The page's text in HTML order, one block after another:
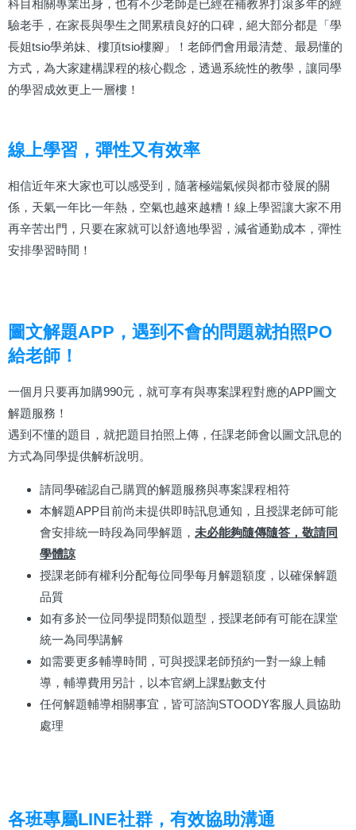
科目相關專業出身，也有不少老師是已經在補教界打滾多年的經
驗老手，在家長與學生之間累積良好的口碑，絕大部分都是「學
長姐tsio學弟妹、樓頂tsio樓腳」！老師們會用最清楚、最易懂的
方式，為大家建構課程的核心觀念，透過系統性的教學，讓同學
的學習成效更上一層樓！
線上學習，彈性又有效率
相信近年來大家也可以感受到，隨著極端氣候與都市發展的關
係，天氣一年比一年熱，空氣也越來越糟！線上學習讓大家不用
再辛苦出門，只要在家就可以舒適地學習，減省通勤成本，彈性
安排學習時間！
圖文解題APP，遇到不會的問題就拍照PO
給老師！
一個月只要再加購990元，就可享有與專案課程對應的APP圖文
解題服務！
遇到不懂的題目，就把題目拍照上傳，任課老師會以圖文訊息的
方式為同學提供解析說明。
請同學確認自己購買的解題服務與專案課程相符
本解題APP目前尚未提供即時訊息通知，且授課老師可能
會安排統一時段為同學解題， 未必能夠隨傳隨答，敬請同
學體諒
授課老師有權利分配每位同學每月解題額度，以確保解題
品質
如有多於一位同學提問類似題型，授課老師有可能在課堂
統一為同學講解
如需要更多輔導時間，可與授課老師預約一對一線上輔
導，輔導費用另計，以本官網上課點數支付
任何解題輔導相關事宜，皆可諮詢STOODY客服人員協助
處理
各班專屬LINE社群，有效協助溝通